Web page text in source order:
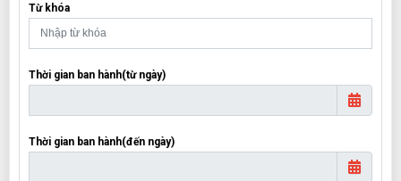
Từ khóa
Thời gian ban hành(từ ngày)
Thời gian ban hành(đến ngày)